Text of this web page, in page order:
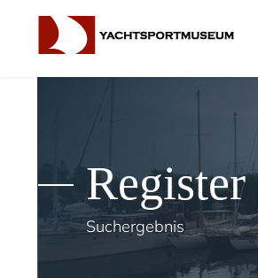
Register
Suchergebnis